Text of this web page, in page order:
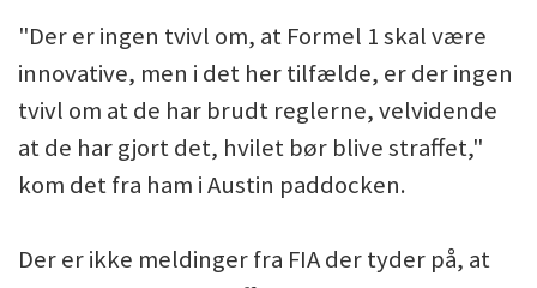
"Der er ingen tvivl om, at Formel 1 skal være
innovative, men i det her tilfælde, er der ingen
tvivl om at de har brudt reglerne, velvidende
at de har gjort det, hvilet bør blive straffet,"
kom det fra ham i Austin paddocken.
Der er ikke meldinger fra FIA der tyder på, at